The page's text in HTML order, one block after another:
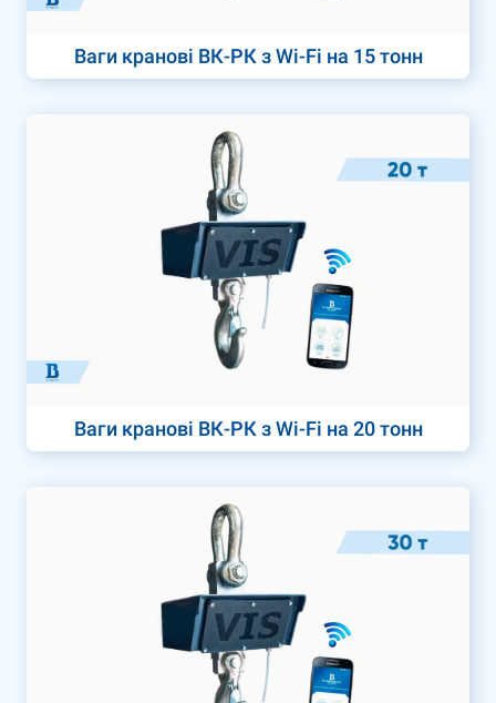
Ваги кранові ВК-РК з Wi-Fi на 15 тонн
Ваги кранові ВК-РК з Wi-Fi на 20 тонн